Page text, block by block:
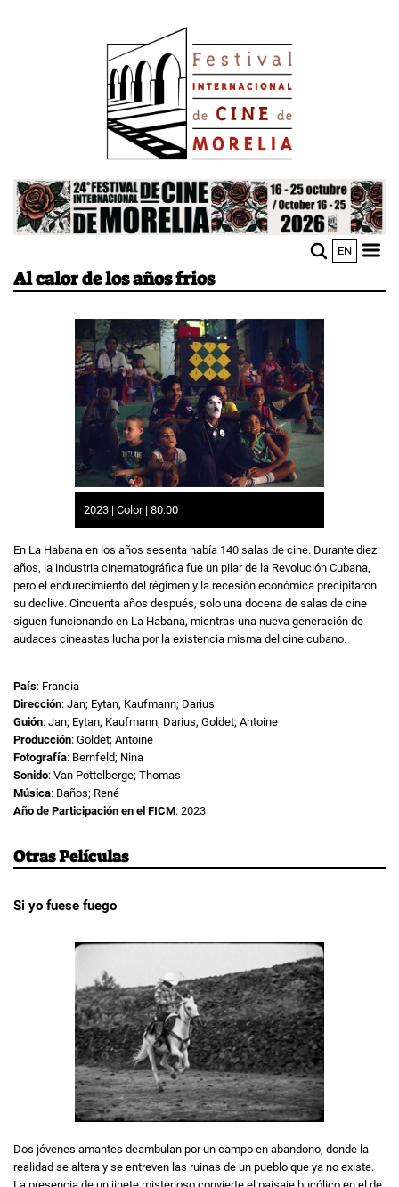
Image
EN
menu
Al calor de los años frios
2023 | Color | 80:00
En La Habana en los años sesenta había 140 salas de cine. Durante diez
años, la industria cinematográfica fue un pilar de la Revolución Cubana,
pero el endurecimiento del régimen y la recesión económica precipitaron
su declive. Cincuenta años después, solo una docena de salas de cine
siguen funcionando en La Habana, mientras una nueva generación de
audaces cineastas lucha por la existencia misma del cine cubano.
País: Francia
Dirección: Jan; Eytan, Kaufmann; Darius
Guión: Jan; Eytan, Kaufmann; Darius, Goldet; Antoine
Producción: Goldet; Antoine
Fotografía: Bernfeld; Nina
Sonido: Van Pottelberge; Thomas
Música: Baños; René
Año de Participación en el FICM: 2023
Otras Películas
Si yo fuese fuego
Dos jóvenes amantes deambulan por un campo en abandono, donde la
realidad se altera y se entreven las ruinas de un pueblo que ya no existe.